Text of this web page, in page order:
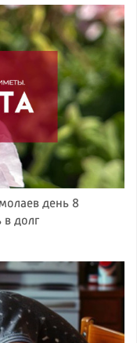
день 8
в долг